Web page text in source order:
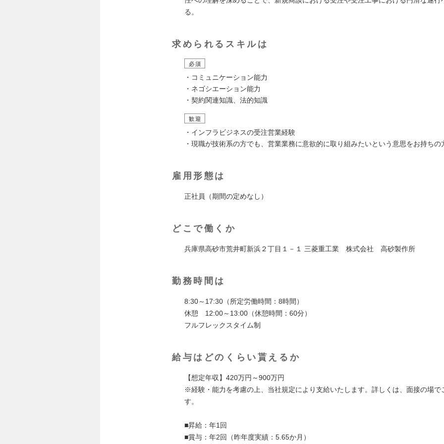
る。
求められるスキルは
必須
・コミュニケーション能力
・ネゴシエーション能力
・契約関連知識、法的知識
歓迎
・インフラビジネスの受注営業経験
・現職が技術系の方でも、営業業務に意欲的に取り組みたいという意思をお持ちの
雇用形態は
正社員（期間の定めなし）
どこで働くか
兵庫県高砂市荒井町新浜２丁目１－１ 三菱重工業 株式会社 高砂製作所
勤務時間は
8:30～17:30（所定労働時間：8時間）
休憩 12:00～13:00（休憩時間：60分）
フルフレックスタイム制
給与はどのくらい貰えるか
【想定年収】420万円～900万円
※経験・能力を考慮の上、当社規定により支給いたします。詳しくは、面接の場で
す。
■昇給：年1回
■賞与：年2回（昨年度実績：5.65か月）